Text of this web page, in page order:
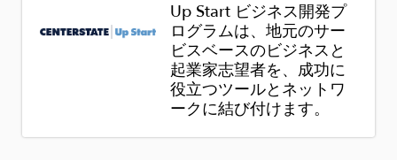
Up Start ビジネス開発プ
ログラムは、地元のサー
ビスベースのビジネスと
起業家志望者を、成功に
役立つツールとネットワ
ークに結び付けます。